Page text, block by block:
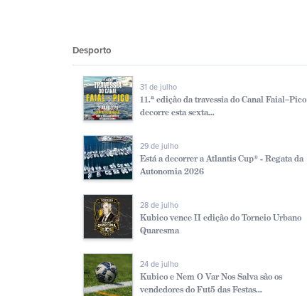
Desporto
31 de julho
11.ª edição da travessia do Canal Faial–Pico
decorre esta sexta...
29 de julho
Está a decorrer a Atlantis Cup® - Regata da
Autonomia 2026
28 de julho
Kubico vence II edição do Torneio Urbano
Quaresma
24 de julho
Kubico e Nem O Var Nos Salva são os
vendedores do Fut5 das Festas...